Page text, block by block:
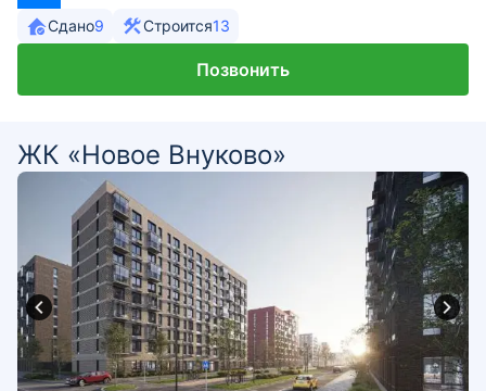
Застройщики
Сдано9 Строится13
Позвонить
ЖК «Новое Внуково»